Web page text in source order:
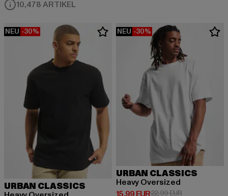
10,478 ARTIKEL
NEU -30%
URBAN CLASSICS
NEU -30%
URBAN CLASSICS
Heavy Oversized
Derzeitiger Preis: 15,99 EUR
22,99 EURAktionspreis: